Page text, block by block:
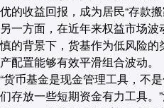
优的收益回报，成为居民“存款搬
另一方面，在近年来权益市场
慎的背景下，货基作为低风险
产配置能够有效平滑组合波动。
“货币基金是现金管理工具，不
们存放一些短期资金有力工具。